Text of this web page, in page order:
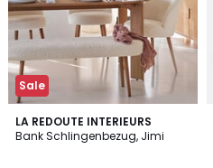
Sale
LA REDOUTE INTERIEURS
Bank Schlingenbezug, Jimi
4,9
/ 5